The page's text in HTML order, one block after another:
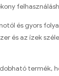
és gyors
az ízek
termék,